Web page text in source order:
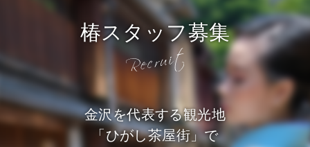
椿スタッフ募集
金沢を代表する観光地
「ひがし茶屋街」で